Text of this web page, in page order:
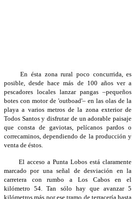
En ésta zona rural poco concurrida, es
posible, desde hace más de 100 años ver a
pescadores locales lanzar pangas –pequeños
botes con motor de 'outboad'– en las olas de la
playa a varios metros de la zona exterior de
Todos Santos y disfrutar de un adorable paisaje
que consta de gaviotas, pelícanos pardos o
correcaminos, dependiendo de la producción y
venta de éstos.
El acceso a Punta Lobos está claramente
marcado por una señal de desviación en la
carretera con rumbo a Los Cabos en el
kilómetro 54. Tan sólo hay que avanzar 5
kilómetros más por ese tramo de terracería hasta